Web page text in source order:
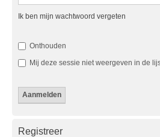
Ik ben mijn wachtwoord vergeten
Onthouden
Mij deze sessie niet weergeven in de
Registreer